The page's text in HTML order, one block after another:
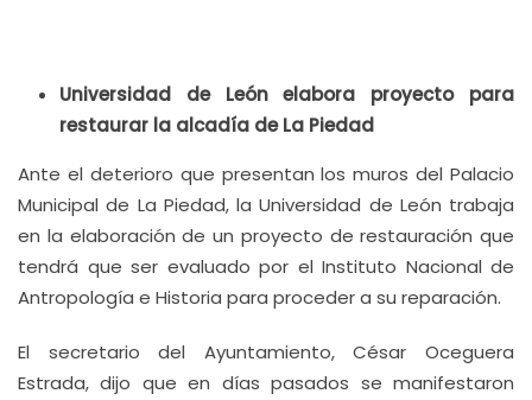
Universidad de León elabora proyecto para
restaurar la alcadía de La Piedad
Ante el deterioro que presentan los muros del Palacio
Municipal de La Piedad, la Universidad de León trabaja
en la elaboración de un proyecto de restauración que
tendrá que ser evaluado por el Instituto Nacional de
Antropología e Historia para proceder a su reparación.
El secretario del Ayuntamiento, César Oceguera
Estrada, dijo que en días pasados se manifestaron